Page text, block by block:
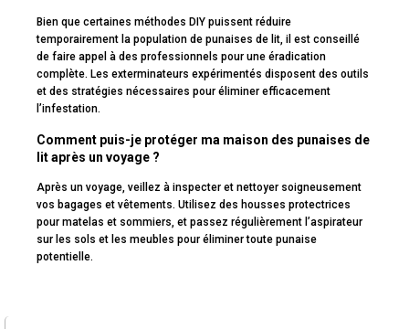
Bien que certaines méthodes DIY puissent réduire
temporairement la population de punaises de lit, il est conseillé
de faire appel à des professionnels pour une éradication
complète. Les exterminateurs expérimentés disposent des outils
et des stratégies nécessaires pour éliminer efficacement
l’infestation.
Comment puis-je protéger ma maison des punaises de
lit après un voyage ?
Après un voyage, veillez à inspecter et nettoyer soigneusement
vos bagages et vêtements. Utilisez des housses protectrices
pour matelas et sommiers, et passez régulièrement l’aspirateur
sur les sols et les meubles pour éliminer toute punaise
potentielle.